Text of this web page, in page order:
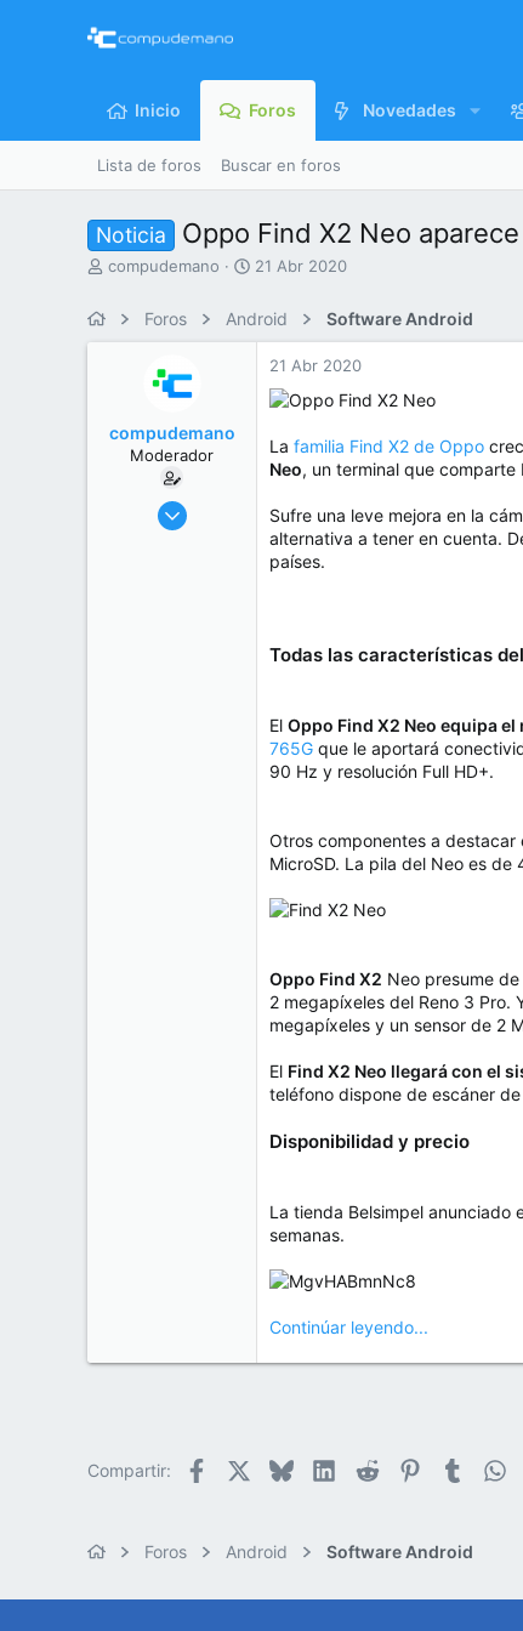
Inicio Foros Novedades
Lista de foros Buscar en foros
Noticia Oppo Find X2 Neo
I
r
compudemano
F
c
h
21 Abr 2020
Foros Android Software Android
compudemano
Moderador
26 Jul 2013
21 Abr 2020
La familia Find X2 de Oppo
Neo, un terminal que
Sufre una leve mejora en la
alternativa a tener en cuenta.
países.
Todas las características
El Oppo Find X2 Neo equipa el
765G que le aportará
90 Hz y resolución Full HD+.
Otros componentes a destacar
MicroSD. La pila del Neo es
Oppo Find X2 Neo presume
2 megapíxeles del Reno 3 Pro.
megapíxeles y un sensor de 2
El Find X2 Neo llegará con el
teléfono dispone de escáner
Disponibilidad y precio
La tienda Belsimpel anunciado
semanas.
Continúar leyendo...
Compartir: Facebook BlueskyLinkedIn
Reddit PinterestTumblr
Foros Android Software Android